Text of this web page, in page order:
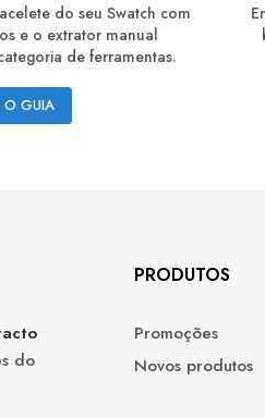
do seu Swatch com
e o extrator manual
de ferramentas.
O GUIA
do
PRODUTOS
Promoções
Novos produtos